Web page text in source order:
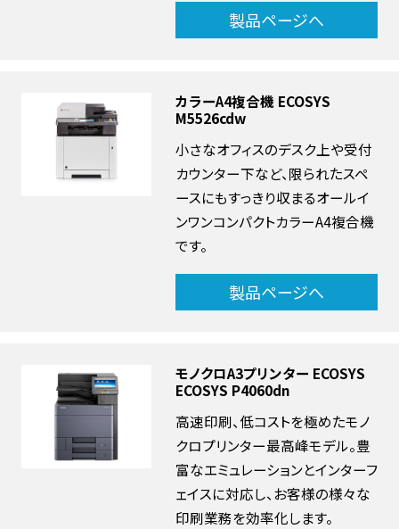
製品ページへ
カラーA4複合機 ECOSYS
M5526cdw
小さなオフィスのデスク上や受付
カウンター下など、限られたスペ
ースにもすっきり収まるオールイ
ンワンコンパクトカラーA4複合機
です。
製品ページへ
モノクロA3プリンター ECOSYS
ECOSYS P4060dn
高速印刷、低コストを極めたモノ
クロプリンター最高峰モデル。豊
富なエミュレーションとインターフ
ェイスに対応し、お客様の様々な
印刷業務を効率化します。